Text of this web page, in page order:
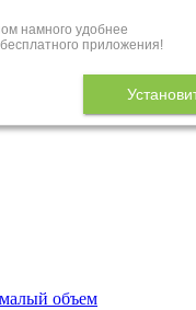
намного удобнее
приложения!
объем